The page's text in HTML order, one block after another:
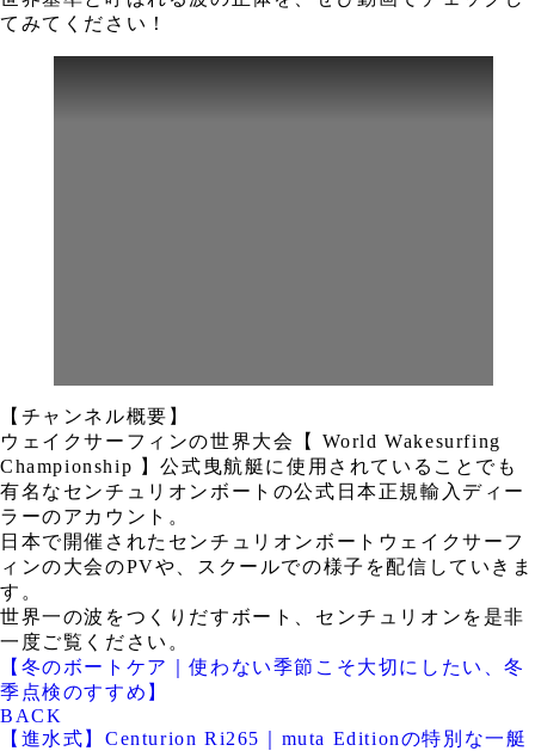
てみてください！
【チャンネル概要】
ウェイクサーフィンの世界大会【 World Wakesurfing
Championship 】公式曳航艇に使用されていることでも
有名なセンチュリオンボートの公式日本正規輸入ディー
ラーのアカウント。
日本で開催されたセンチュリオンボートウェイクサーフ
ィンの大会のPVや、スクールでの様子を配信していきま
す。
世界一の波をつくりだすボート、センチュリオンを是非
一度ご覧ください。
【冬のボートケア｜使わない季節こそ大切にしたい、冬
季点検のすすめ】
BACK
【進水式】Centurion Ri265｜muta Editionの特別な一艇